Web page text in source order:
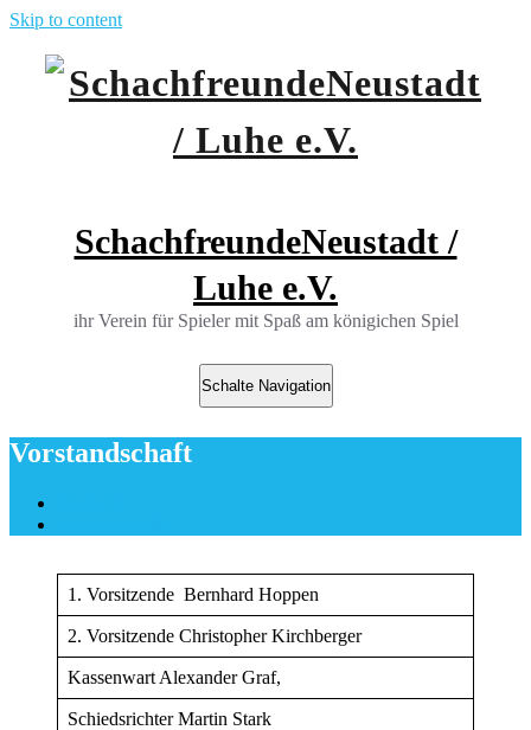
Skip to content
SchachfreundeNeustadt /
Luhe e.V.
ihr Verein für Spieler mit Spaß am königichen Spiel
Schalte Navigation
Vorstandschaft
1. Vorsitzende Bernhard Hoppen
2. Vorsitzende Christopher Kirchberger
Kassenwart Alexander Graf,
Schiedsrichter Martin Stark